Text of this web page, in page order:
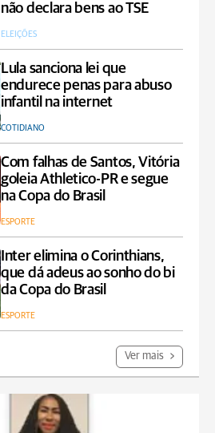
não declara bens ao TSE
ELEIÇÕES
Lula sanciona lei que
endurece penas para abuso
infantil na internet
COTIDIANO
Com falhas de Santos, Vitória
goleia Athletico-PR e segue
na Copa do Brasil
ESPORTE
Inter elimina o Corinthians,
que dá adeus ao sonho do bi
da Copa do Brasil
ESPORTE
Ver mais